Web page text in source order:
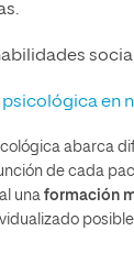
psicológica en
abarca
de cada
una formación